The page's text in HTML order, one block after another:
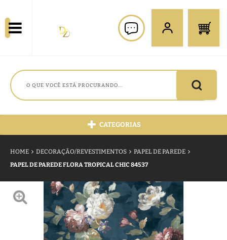
CATEGORIAS
HOME DECORAÇÃO/REVESTIMENTOS
PAPEL DE PAREDE
PAPEL DE PAREDE FLORA TROPICAL CHIC 84537